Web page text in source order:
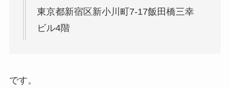
東京都新宿区新小川町7-17飯田橋三幸
ビル4階
です。